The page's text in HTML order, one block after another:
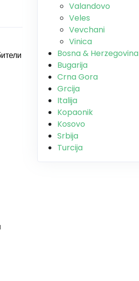
Valandovo
Veles
Vevchani
Vinica
Bosna & Herzegovina
Bugarija
Crna Gora
Grcija
Italija
Kopaonik
Kosovo
Srbija
Turcija